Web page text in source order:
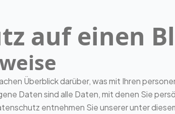
auf einen
Überblick darüber, was mit Ihren
Daten sind alle Daten, mit denen Sie
entnehmen Sie unserer unter